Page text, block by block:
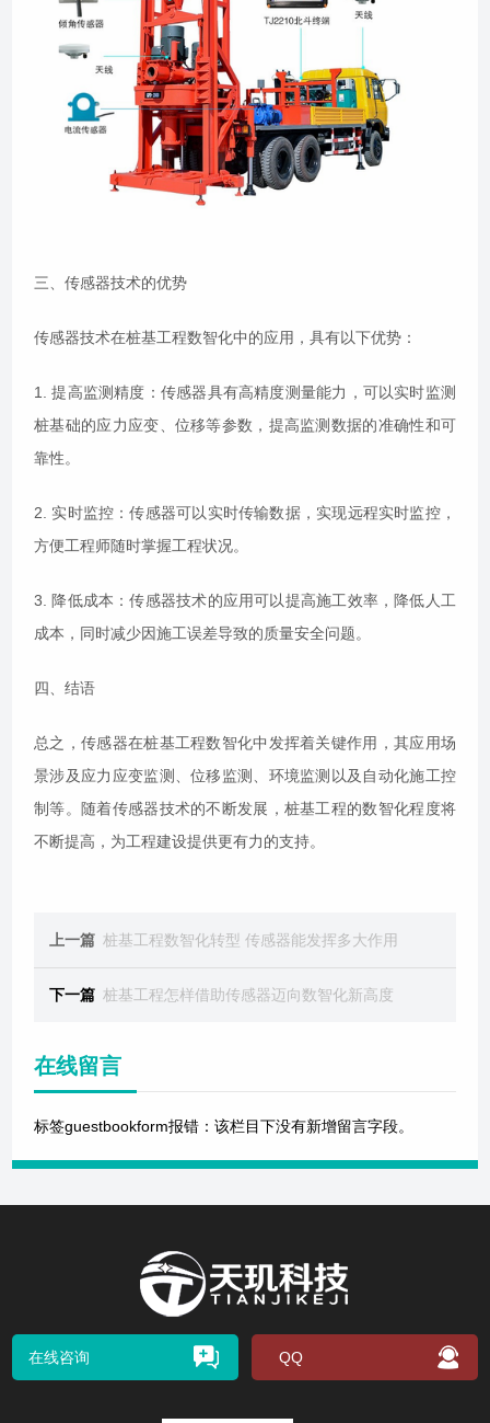
三、传感器技术的优势
传感器技术在桩基工程数智化中的应用，具有以下优势：
1. 提高监测精度：传感器具有高精度测量能力，可以实时监测
桩基础的应力应变、位移等参数，提高监测数据的准确性和可
靠性。
2. 实时监控：传感器可以实时传输数据，实现远程实时监控，
方便工程师随时掌握工程状况。
3. 降低成本：传感器技术的应用可以提高施工效率，降低人工
成本，同时减少因施工误差导致的质量安全问题。
四、结语
总之，传感器在桩基工程数智化中发挥着关键作用，其应用场
景涉及应力应变监测、位移监测、环境监测以及自动化施工控
制等。随着传感器技术的不断发展，桩基工程的数智化程度将
不断提高，为工程建设提供更有力的支持。
上一篇 桩基工程数智化转型 传感器能发挥多大作用
下一篇 桩基工程怎样借助传感器迈向数智化新高度
在线留言
标签guestbookform报错：该栏目下没有新增留言字段。
在线咨询 QQ